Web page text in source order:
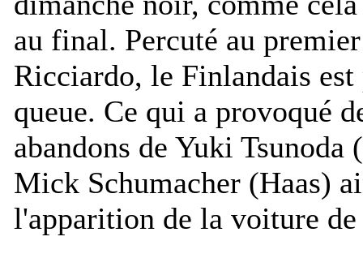
au final. Percuté au
Ricciardo, le Finlandais
queue. Ce qui a provoqué
abandons de Yuki
Mick Schumacher (Haas)
l'apparition de la voiture